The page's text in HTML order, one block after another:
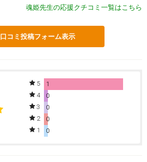
魂姫先生の応援クチコミ一覧はこちら
口コミ投稿フォーム表示
5
1
4
0
3
0
2
0
1
0